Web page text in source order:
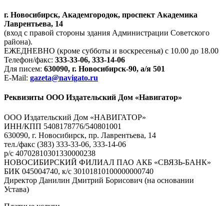
г. Новосибирск, Академгородок, проспект Академика
Лаврентьева, 14
(вход с правой стороны здания Администрации Советского
района).
ЕЖЕДНЕВНО (кроме субботы и воскресенья) с 10.00 до 18.00
Телефон/факс: 333-33-06, 333-14-06
Для писем: 630090, г. Новосибирск-90, а/я 501
E-Mail: gazeta@navigato.ru
Реквизиты ООО Издательский Дом «Навигатор»
ООО Издательский Дом «НАВИГАТОР»
ИНН/КПП 5408178776/540801001
630090, г. Новосибирск, пр. Лаврентьева, 14
тел./факс (383) 333-33-06, 333-14-06
р/с 40702810301330000238
НОВОСИБИРСКИЙ ФИЛИАЛ ПАО АКБ «СВЯЗЬ-БАНК»
БИК 045004740, к/с 30101810100000000740
Директор Данилин Дмитрий Борисович (на основании
Устава)